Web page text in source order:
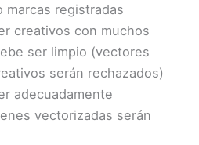
registradas
creativos con muchos
ser limpio (vectores
serán rechazados)
adecuadamente
vectorizadas serán